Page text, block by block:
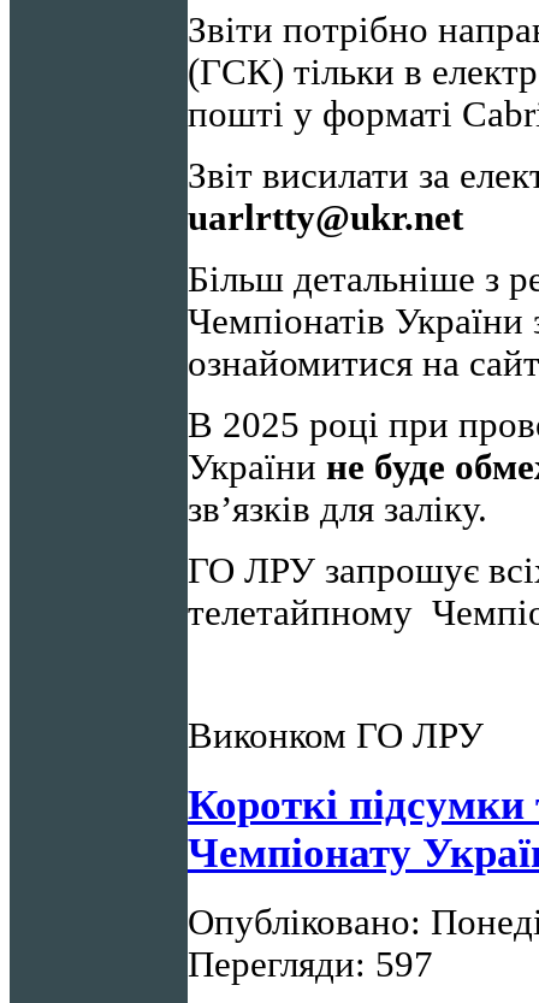
Звіти потрібно
(ГСК) тільки в
пошті у форматі
Звіт висилати за
uarlrtty@ukr.net
Більш детальніше з
Чемпіонатів
ознайомитися на
В 2025 році при
України не буде
зв’язків для заліку.
ГО ЛРУ запрошує
телетайпному
Виконком ГО ЛРУ
Короткі
Чемпіонату
Опубліковано:
Перегляди: 597